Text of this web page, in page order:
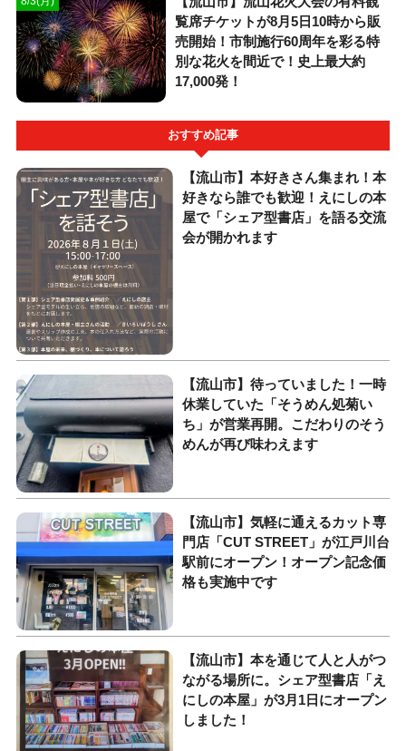
覧席チケットが8月5日10時から販
売開始！市制施行60周年を彩る特
別な花火を間近で！史上最大約
17,000発！
おすすめ記事
【流山市】本好きさん集まれ！本
好きなら誰でも歓迎！えにしの本
屋で「シェア型書店」を語る交流
会が開かれます
【流山市】待っていました！一時
休業していた「そうめん処菊い
ち」が営業再開。こだわりのそう
めんが再び味わえます
【流山市】気軽に通えるカット専
門店「CUT STREET」が江戸川台
駅前にオープン！オープン記念価
格も実施中です
【流山市】本を通じて人と人がつ
ながる場所に。シェア型書店「え
にしの本屋」が3月1日にオープン
しました！